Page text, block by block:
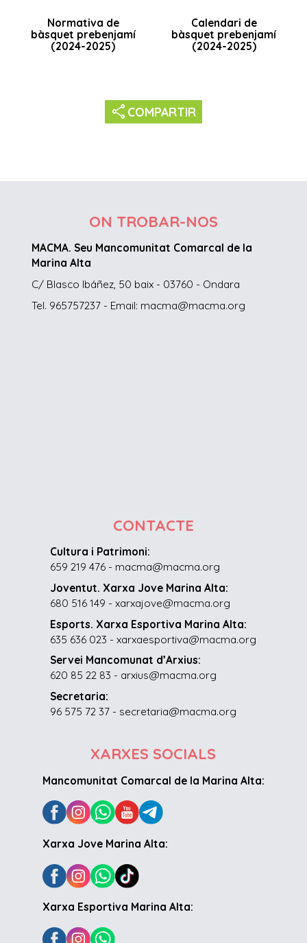
Normativa de
bàsquet prebenjamí
(2024-2025)
Calendari de
bàsquet prebenjamí
(2024-2025)
share COMPARTIR
ON TROBAR-NOS
MACMA. Seu Mancomunitat Comarcal de la
Marina Alta
C/ Blasco Ibáñez, 50 baix - 03760 - Ondara
Tel. 965757237 - Email: macma@macma.org
CONTACTE
Cultura i Patrimoni:
659 219 476 - macma@macma.org
Joventut. Xarxa Jove Marina Alta:
680 516 149 - xarxajove@macma.org
Esports. Xarxa Esportiva Marina Alta:
635 636 023 - xarxaesportiva@macma.org
Servei Mancomunat d’Arxius:
620 85 22 83 - arxius@macma.org
Secretaria:
96 575 72 37 - secretaria@macma.org
XARXES SOCIALS
Mancomunitat Comarcal de la Marina Alta:
Xarxa Jove Marina Alta:
Xarxa Esportiva Marina Alta: